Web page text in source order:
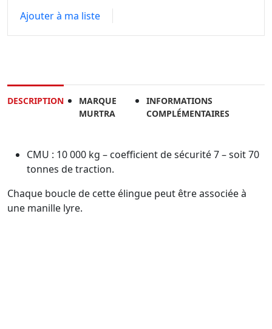
Ajouter à ma liste
DESCRIPTION
MARQUE
MURTRA
INFORMATIONS
COMPLÉMENTAIRES
CMU : 10 000 kg – coefficient de sécurité 7 – soit 70
tonnes de traction.
Chaque boucle de cette élingue peut être associée à
une manille lyre.